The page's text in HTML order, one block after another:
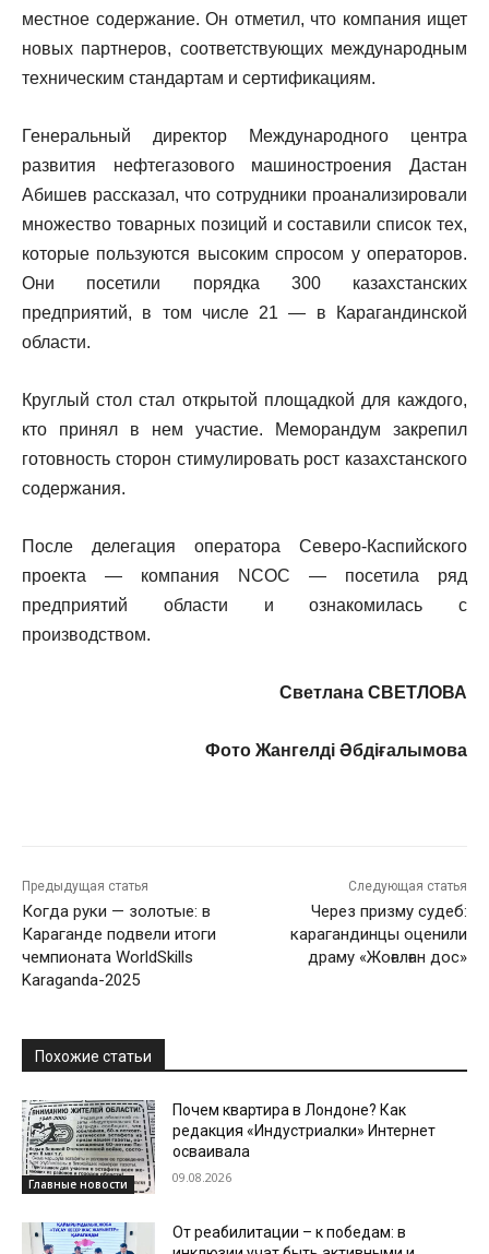
местное содержание. Он отметил, что компания ищет
новых партнеров, соответствующих международным
техническим стандартам и сертификациям.
Генеральный директор Международного центра
развития нефтегазового машиностроения Дастан
Абишев рассказал, что сотрудники проанализировали
множество товарных позиций и составили список тех,
которые пользуются высоким спросом у операторов.
Они посетили порядка 300 казахстанских
предприятий, в том числе 21 — в Карагандинской
области.
Круглый стол стал открытой площадкой для каждого,
кто принял в нем участие. Меморандум закрепил
готовность сторон стимулировать рост казахстанского
содержания.
После делегация оператора Северо-Каспийского
проекта — компания NCOC — посетила ряд
предприятий области и ознакомилась с
производством.
Светлана СВЕТЛОВА
Фото Жангелді Әбдіғалымова
Предыдущая статья
Когда руки — золотые: в
Караганде подвели итоги
чемпионата WorldSkills
Karaganda-2025
Следующая статья
Через призму судеб:
карагандинцы оценили
драму «Жоғалған дос»
Похожие статьи
Главные новости
Почем квартира в Лондоне? Как
редакция «Индустриалки» Интернет
осваивала
09.08.2026
От реабилитации – к победам: в